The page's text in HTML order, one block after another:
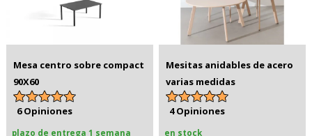
Mesa centro sobre compact
90X60
6 Opiniones
plazo de entrega 1 semana
Mesitas anidables de acero
varias medidas
4 Opiniones
en stock